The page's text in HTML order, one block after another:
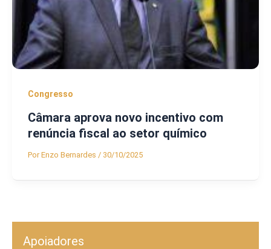
Congresso
Câmara aprova novo incentivo com
renúncia fiscal ao setor químico
PorEnzo Bernardes / 30/10/2025
Apoiadores